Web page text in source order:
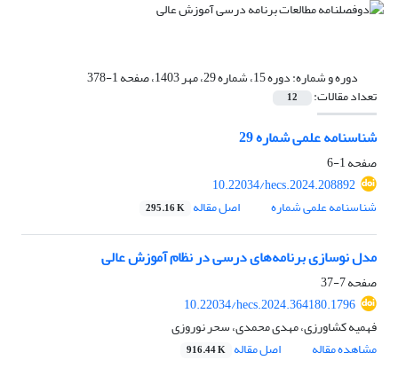
دوره و شماره:دوره 15، شماره 29، مهر 1403، صفحه 1-378
تعداد مقالات: 12
شناسنامه علمی شماره 29
صفحه1-6
10.22034/hecs.2024.208892
شناسنامه علمی شماره
اصل مقاله 295.16 K
مدل نوسازی برنامه‌های درسی در نظام آموزش عالی
صفحه7-37
10.22034/hecs.2024.364180.1796
فهمیه کشاورزی، مهدی محمدی، سحر نوروزی
مشاهده مقاله
اصل مقاله 916.44 K